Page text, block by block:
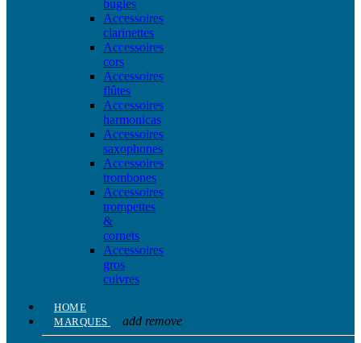
bugles
Accessoires
clarinettes
Accessoires
cors
Accessoires
flûtes
Accessoires
harmonicas
Accessoires
saxophones
Accessoires
trombones
Accessoires
trompettes
&
cornets
Accessoires
gros
cuivres
HOME
MARQUES
add remove